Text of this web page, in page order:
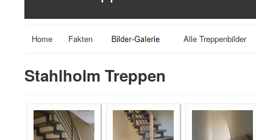
Home Fakten Alle Treppenbilder
Stahlholm Treppen